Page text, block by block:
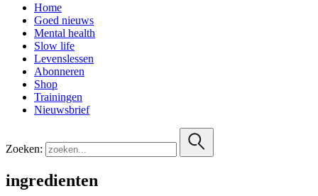
Home
Goed nieuws
Mental health
Slow life
Levenslessen
Abonneren
Shop
Trainingen
Nieuwsbrief
Zoeken:
ingredienten